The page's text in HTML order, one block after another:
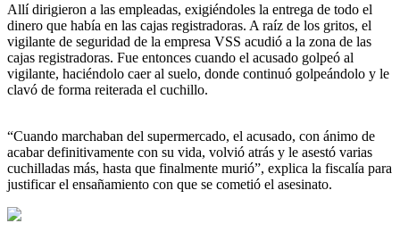
Allí dirigieron a las empleadas, exigiéndoles la entrega de todo el
dinero que había en las cajas registradoras. A raíz de los gritos, el
vigilante de seguridad de la empresa VSS acudió a la zona de las
cajas registradoras. Fue entonces cuando el acusado golpeó al
vigilante, haciéndolo caer al suelo, donde continuó golpeándolo y le
clavó de forma reiterada el cuchillo.
“Cuando marchaban del supermercado, el acusado, con ánimo de
acabar definitivamente con su vida, volvió atrás y le asestó varias
cuchilladas más, hasta que finalmente murió”, explica la fiscalía para
justificar el ensañamiento con que se cometió el asesinato.